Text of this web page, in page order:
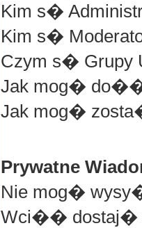
Kim s�
Kim s�
Czym s�
Jak mog�
Jak mog�
Prywatne
Nie mog�
Wci�� dostaj�